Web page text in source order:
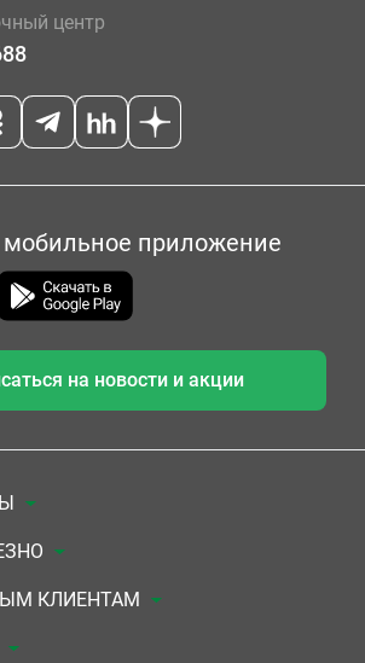
центр
мобильное приложение
на новости и акции
договора
КЛИЕНТАМ